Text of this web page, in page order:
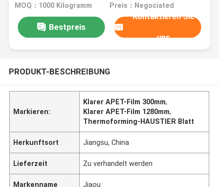
MOQ：1000 Kilogramm Preis：Negociated
Bestpreis
Kontaktieren Sie
uns
PRODUKT-BESCHREIBUNG
Markieren:
Klarer APET-Film 300mm,
Klarer APET-Film 1280mm,
Thermoforming-HAUSTIER Blatt
Herkunftsort Jiangsu, China
Lieferzeit Zu verhandelt werden
Markenname Jiaou